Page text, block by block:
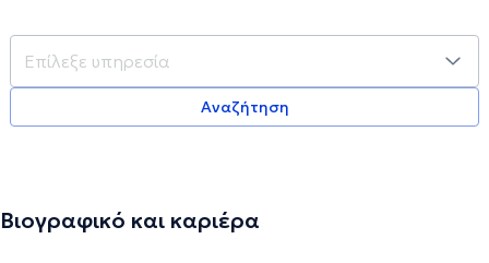
Αναζήτηση
Βιογραφικό και καριέρα